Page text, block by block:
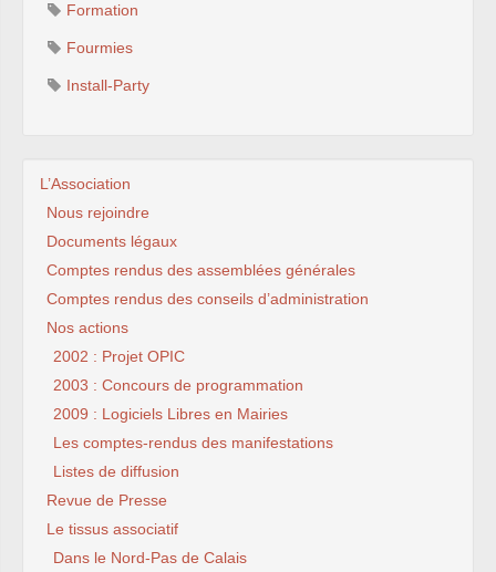
Formation
Fourmies
Install-Party
L’Association
Nous rejoindre
Documents légaux
Comptes rendus des assemblées générales
Comptes rendus des conseils d’administration
Nos actions
2002 : Projet OPIC
2003 : Concours de programmation
2009 : Logiciels Libres en Mairies
Les comptes-rendus des manifestations
Listes de diffusion
Revue de Presse
Le tissus associatif
Dans le Nord-Pas de Calais